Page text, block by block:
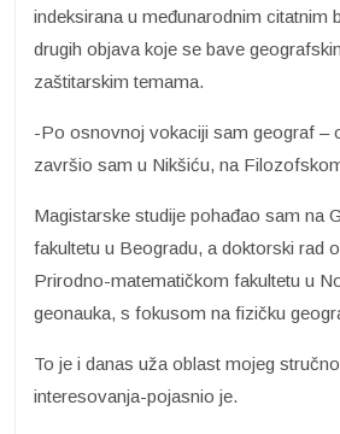
indeksirana u međunarodnim citatnim
drugih objava koje se bave
zaštitarskim temama.
-Po osnovnoj vokaciji sam geograf –
završio sam u Nikšiću, na
Magistarske studije pohađao sam na
fakultetu u Beogradu, a doktorski rad
Prirodno-matematičkom fakultetu u
geonauka, s fokusom na fizičku
To je i danas uža oblast mojeg
interesovanja-pojasnio je.